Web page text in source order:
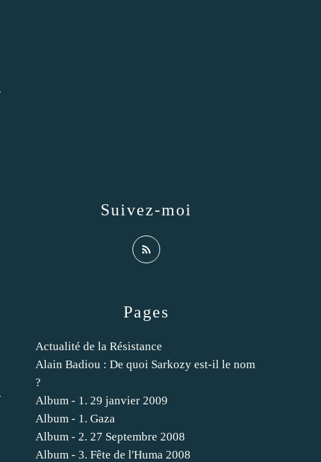
Pages
Actualité de la Résistance
Alain Badiou : De quoi Sarkozy est-il le nom
?
Album - 1. 29 janvier 2009
Album - 1. Gaza
Album - 2. 27 Septembre 2008
Album - 3. Fête de l'Huma 2008
Suivez-moi